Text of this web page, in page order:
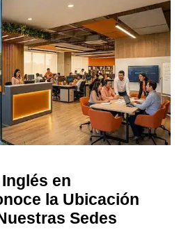
en
la Ubicación
Sedes